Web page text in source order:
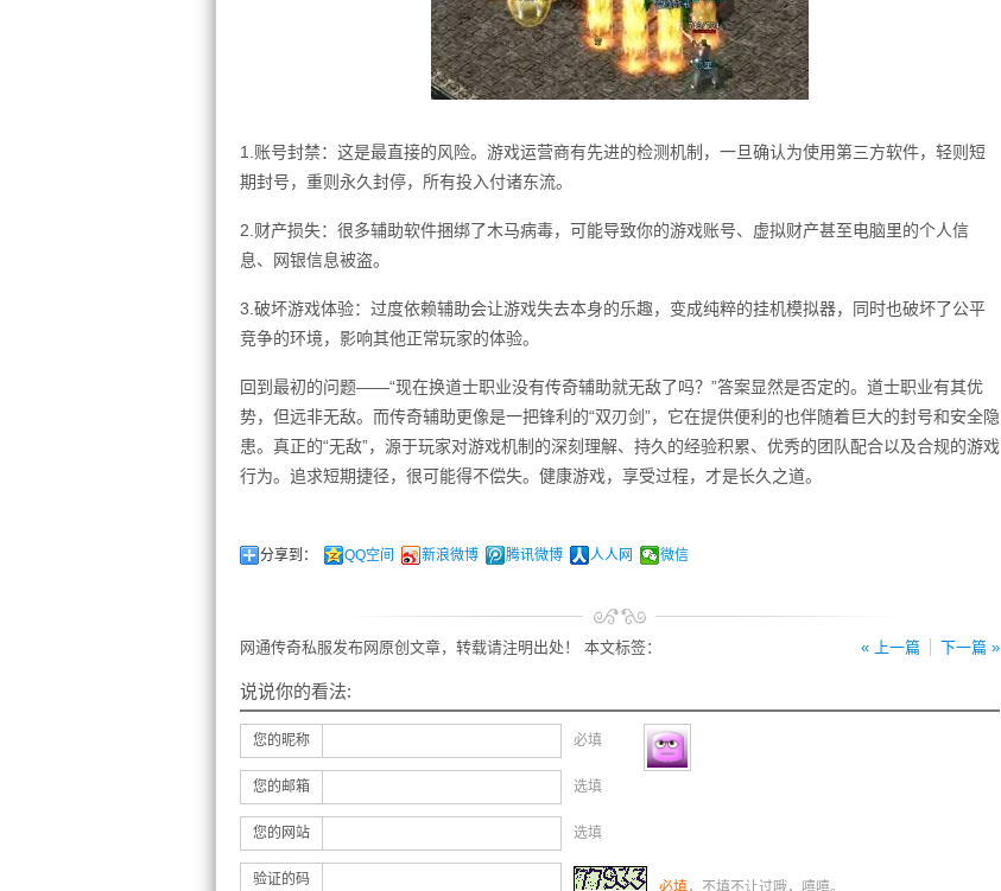
1.账号封禁：这是最直接的风险。游戏运营商有先进的检测机制，一旦确认为使用第三方软件，轻则短
期封号，重则永久封停，所有投入付诸东流。
2.财产损失：很多辅助软件捆绑了木马病毒，可能导致你的游戏账号、虚拟财产甚至电脑里的个人信
息、网银信息被盗。
3.破坏游戏体验：过度依赖辅助会让游戏失去本身的乐趣，变成纯粹的挂机模拟器，同时也破坏了公平
竞争的环境，影响其他正常玩家的体验。
回到最初的问题——“现在换道士职业没有传奇辅助就无敌了吗？”答案显然是否定的。道士职业有其优
势，但远非无敌。而传奇辅助更像是一把锋利的“双刃剑”，它在提供便利的也伴随着巨大的封号和安全隐
患。真正的“无敌”，源于玩家对游戏机制的深刻理解、持久的经验积累、优秀的团队配合以及合规的游戏
行为。追求短期捷径，很可能得不偿失。健康游戏，享受过程，才是长久之道。
分享到： QQ空间 新浪微博 腾讯微博 人人网 微信
« 上一篇 下一篇 »
网通传奇私服发布网原创文章，转载请注明出处！ 本文标签：
说说你的看法:
您的昵称 必填
您的邮箱 选填
您的网站 选填
验证的码 必填，不填不让过哦，嘻嘻。